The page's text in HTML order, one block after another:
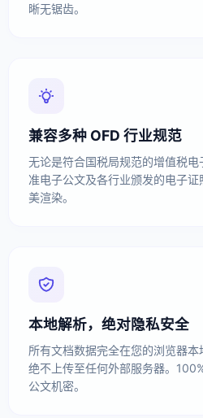
晰无锯齿。
兼容多种 OFD 行业规范
无论是符合国税局规范的增值税
准电子公文及各行业颁发的电子
美渲染。
本地解析，绝对隐私安全
所有文档数据完全在您的浏览器本
绝不上传至任何外部服务器。
公文机密。